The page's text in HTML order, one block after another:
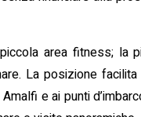
area fitness; la
La posizione
e ai punti